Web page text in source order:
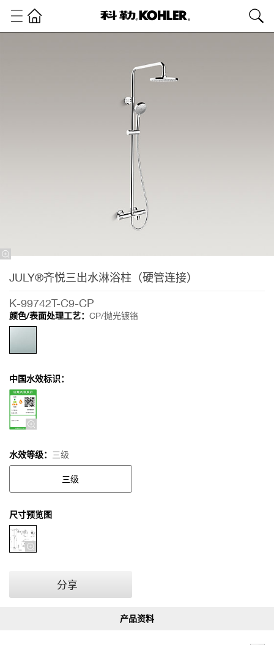
齐悦三
浴柱
连接）
JULY®齐悦三出水淋浴柱（硬管连接）
K-99742T-C9-CP
颜色/表面处理工艺： CP/抛光镀铬
中国水效标识：
水效等级： 三级
三级
尺寸预览图
分享